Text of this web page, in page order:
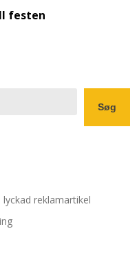
festen
Søg
reklamartikel